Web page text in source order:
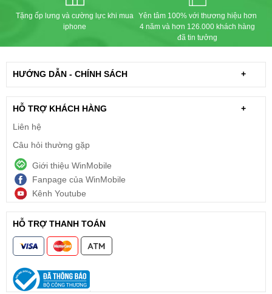
Tặng ốp lưng và cường lực khi mua
iphone
Yên tâm 100% với thương hiệu hơn
4 năm và hơn 126.000 khách hàng
đã tin tưởng
HƯỚNG DẪN - CHÍNH SÁCH +
HỖ TRỢ KHÁCH HÀNG
+
Liên hệ
Câu hỏi thường gặp
Giới thiệu WinMobile
Fanpage của WinMobile
Kênh Youtube
HỖ TRỢ THANH TOÁN